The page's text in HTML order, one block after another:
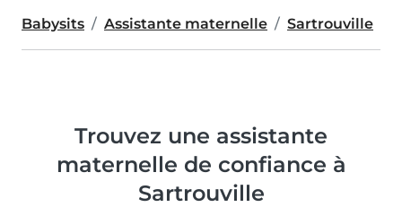
Babysits Assistante maternelle Sartrouville
Trouvez une assistante
maternelle de confiance à
Sartrouville